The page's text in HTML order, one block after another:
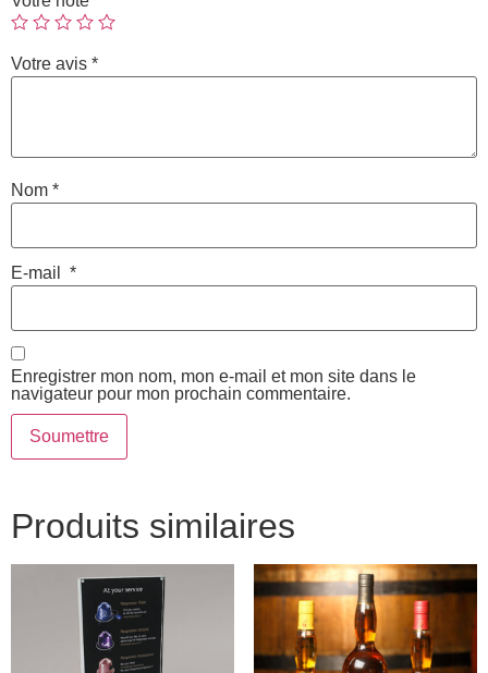
Votre avis *
Nom *
E-mail *
Enregistrer mon nom, mon e-mail et mon site dans le
navigateur pour mon prochain commentaire.
Produits similaires